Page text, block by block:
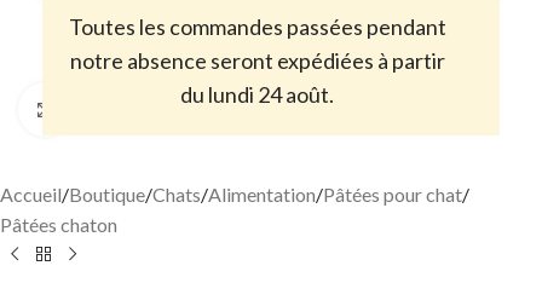
Toutes les commandes passées pendant
notre absence seront expédiées à partir
du lundi 24 août.
Cliquez pour agrandir
Accueil/Boutique/Chats/Alimentation/Pâtées pour chat/
Pâtées chaton